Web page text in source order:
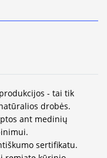
- tai tik
drobės.
ant medinių
sertifikatu.